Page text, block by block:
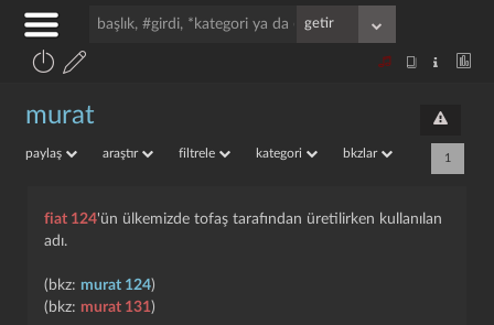
murat
paylaş araştır filtrele kategori bkzlar 1
fiat 124'ün ülkemizde tofaş tarafından üretilirken kullanılan
adı.
(bkz: murat 124)
(bkz: murat 131)